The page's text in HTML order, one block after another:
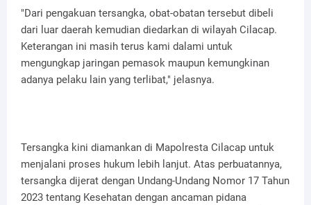
"Dari pengakuan tersangka, obat-obatan tersebut dibeli
dari luar daerah kemudian diedarkan di wilayah Cilacap.
Keterangan ini masih terus kami dalami untuk
mengungkap jaringan pemasok maupun kemungkinan
adanya pelaku lain yang terlibat," jelasnya.
Tersangka kini diamankan di Mapolresta Cilacap untuk
menjalani proses hukum lebih lanjut. Atas perbuatannya,
tersangka dijerat dengan Undang-Undang Nomor 17 Tahun
2023 tentang Kesehatan dengan ancaman pidana